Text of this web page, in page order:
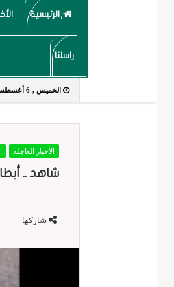
الرئيسية
راسلنا
الخميس , 6 أغسطس 2026
الأخبار العاجلة
شاهد ..
شاركها